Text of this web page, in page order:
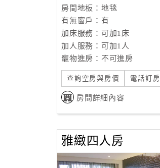
房間地板：地毯
有無窗戶：有
加床服務：可加1床
加人服務：可加1人
寵物進房：不可進房
查詢空房與房價 電話訂房
房間詳細內容
雅緻四人房